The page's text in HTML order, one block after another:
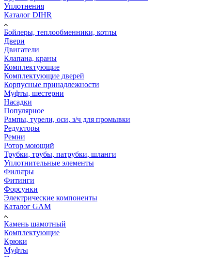
Уплотнения
Каталог DIHR
Бойлеры, теплообменники, котлы
Двери
Двигатели
Клапана, краны
Комплектующие
Комплектующие дверей
Корпусные принадлежности
Муфты, шестерни
Насадки
Популярное
Рампы, турели, оси, з/ч для промывки
Редукторы
Ремни
Ротор моющий
Трубки, трубы, патрубки, шланги
Уплотнительные элементы
Фильтры
Фитинги
Форсунки
Электрические компоненты
Каталог GAM
Камень шамотный
Комплектующие
Крюки
Муфты